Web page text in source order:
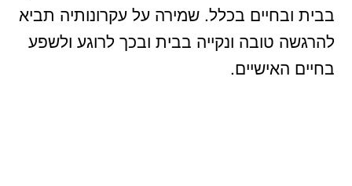
בבית ובחיים בכלל. שמירה על עקרונותיה תביא
להרגשה טובה ונקייה בבית ובכך לרוגע ולשפע
בחיים האישיים.